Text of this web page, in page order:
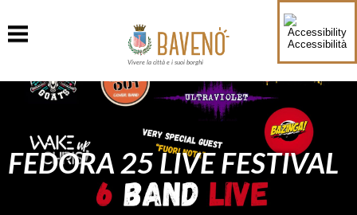
Accessibilità
Vivere la città e i suoi borghi
FEDORA 25 LIVE FESTIVAL